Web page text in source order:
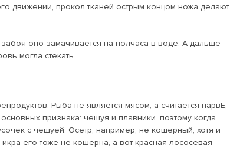
движении, прокол тканей острым концом ножа делают
оно замачивается на полчаса в воде. А дальше
могла стекать.
Рыба не является мясом, а считается парвЕ,
признака: чешуя и плавники. поэтому когда
с чешуей. Осетр, например, не кошерный, хотя и
его тоже не кошерна, а вот красная лососевая —